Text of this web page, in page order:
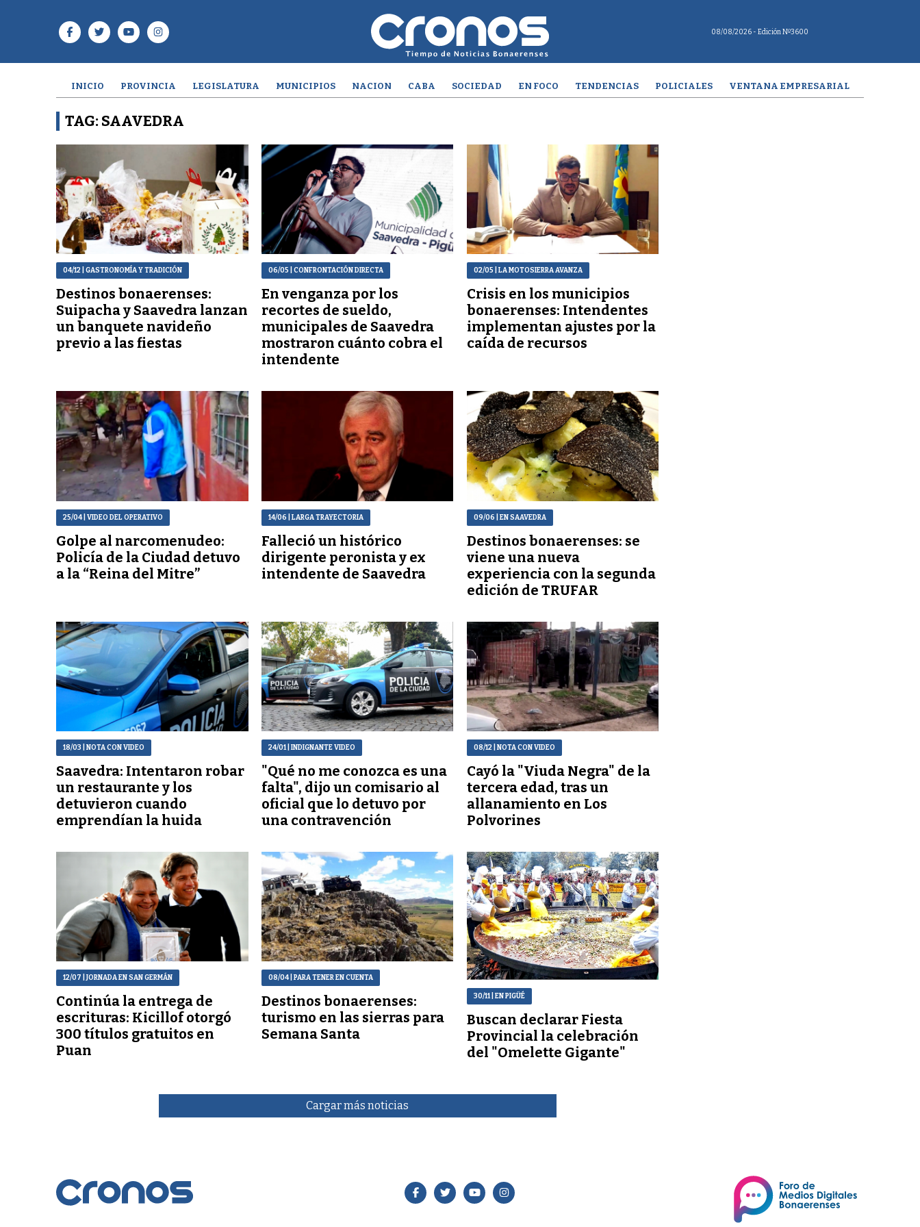
08/08/2026 - Edición Nº3600
INICIO PROVINCIA LEGISLATURA MUNICIPIOS NACION CABA SOCIEDAD EN FOCO TENDENCIAS POLICIALES VENTANA EMPRESARIAL
TAG: SAAVEDRA
04/12 | GASTRONOMÍA Y TRADICIÓN
Destinos bonaerenses:
Suipacha y Saavedra lanzan
un banquete navideño
previo a las fiestas
06/05 | CONFRONTACIÓN DIRECTA
En venganza por los
recortes de sueldo,
municipales de Saavedra
mostraron cuánto cobra el
intendente
02/05 | LA MOTOSIERRA AVANZA
Crisis en los municipios
bonaerenses: Intendentes
implementan ajustes por la
caída de recursos
25/04| VIDEO DEL OPERATIVO
Golpe al narcomenudeo:
Policía de la Ciudad detuvo
a la “Reina del Mitre”
14/06 | LARGA TRAYECTORIA
Falleció un histórico
dirigente peronista y ex
intendente de Saavedra
09/06 | EN SAAVEDRA
Destinos bonaerenses: se
viene una nueva
experiencia con la segunda
edición de TRUFAR
18/03 | NOTA CON VIDEO
Saavedra: Intentaron robar
un restaurante y los
detuvieron cuando
emprendían la huida
24/01| INDIGNANTE VIDEO
"Qué no me conozca es una
falta", dijo un comisario al
oficial que lo detuvo por
una contravención
08/12| NOTA CON VIDEO
Cayó la "Viuda Negra" de la
tercera edad, tras un
allanamiento en Los
Polvorines
12/07 | JORNADA EN SAN GERMÁN
Continúa la entrega de
escrituras: Kicillof otorgó
300 títulos gratuitos en
Puan
08/04| PARA TENER EN CUENTA
Destinos bonaerenses:
turismo en las sierras para
Semana Santa
30/11| EN PIGÜÉ
Buscan declarar Fiesta
Provincial la celebración
del "Omelette Gigante"
Cargar más noticias